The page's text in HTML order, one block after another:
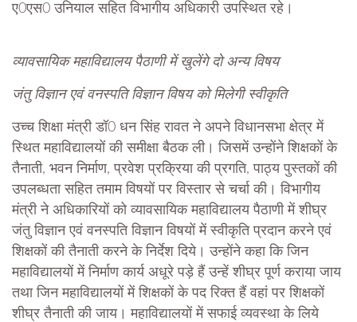
ए0एस0 उनियाल सहित विभागीय अधिकारी उपस्थित रहे।
व्यावसायिक महाविद्यालय पैठाणी में खुलेंगे दो अन्य विषय
जंतु विज्ञान एवं वनस्पति विज्ञान विषय को मिलेगी स्वीकृति
उच्च शिक्षा मंत्री डॉ0 धन सिंह रावत ने अपने विधानसभा क्षेत्र में
स्थित महाविद्यालयों की समीक्षा बैठक ली। जिसमें उन्होंने शिक्षकों के
तैनाती, भवन निर्माण, प्रवेश प्रक्रिया की प्रगति, पाठ्य पुस्तकों की
उपलब्धता सहित तमाम विषयों पर विस्तार से चर्चा की। विभागीय
मंत्री ने अधिकारियों को व्यावसायिक महाविद्यालय पैठाणी में शीघ्र
जंतु विज्ञान एवं वनस्पति विज्ञान विषयों में स्वीकृति प्रदान करने एवं
शिक्षकों की तैनाती करने के निर्देश दिये। उन्होंने कहा कि जिन
महाविद्यालयों में निर्माण कार्य अधूरे पड़े हैं उन्हें शीघ्र पूर्ण कराया जाय
तथा जिन महाविद्यालयों में शिक्षकों के पद रिक्त हैं वहां पर शिक्षकों
शीघ्र तैनाती की जाय। महाविद्यालयों में सफाई व्यवस्था के लिये